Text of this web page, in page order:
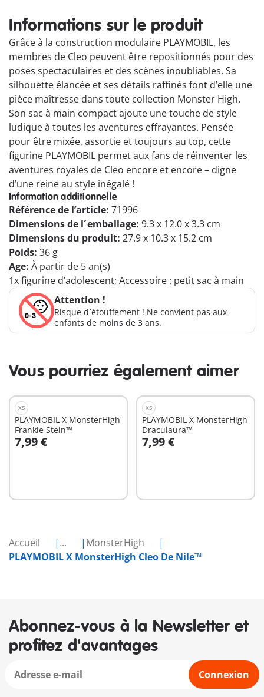
Accueil ...
MonsterHigh
PLAYMOBIL X MonsterHigh Cleo De Nile™
Informations sur le produit
Grâce à la construction modulaire PLAYMOBIL, les
membres de Cleo peuvent être repositionnés pour des
poses spectaculaires et des scènes inoubliables. Sa
silhouette élancée et ses détails raffinés font d’elle une
pièce maîtresse dans toute collection Monster High.
Son sac à main compact ajoute une touche de style
ludique à toutes les aventures effrayantes. Pensée
pour être mixée, assortie et toujours au top, cette
figurine PLAYMOBIL permet aux fans de réinventer les
aventures royales de Cleo encore et encore – digne
d’une reine au style inégalé !
Information additionnelle
Référence de l’article: 71996
Dimensions de l´emballage: 9.3 x 12.0 x 3.3 cm
Dimensions du produit: 27.9 x 10.3 x 15.2 cm
Poids: 36 g
Age: À partir de 5 an(s)
1x figurine d’adolescent; Accessoire : petit sac à main
Attention !
Risque d´étouffement ! Ne convient pas aux
enfants de moins de 3 ans.
Vous pourriez également aimer
XS
PLAYMOBIL X MonsterHigh
Frankie Stein™
7,99 €
Au panier
XS
PLAYMOBIL X MonsterHigh
Draculaura™
7,99 €
Au panier
Abonnez-vous à la Newsletter et
profitez d'avantages
Connexion